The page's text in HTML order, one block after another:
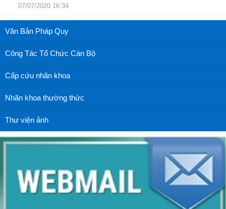
07/07/2020 16:34
Văn Bản Pháp Quy
Công Tác Tổ Chức Cán Bộ
Cấp cứu nhãn khoa
Nhãn khoa thường thức
Thư viện ảnh